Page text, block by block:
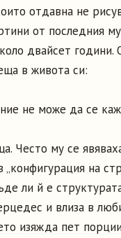
отдавна не
от последния
двайсет години.
в живота си:
не може да се
Често му се
на
ли й е
и влиза в
изяжда пет